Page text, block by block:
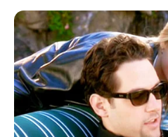
Wäre es nicht besser, wenn
Generäle mit Knüppeln